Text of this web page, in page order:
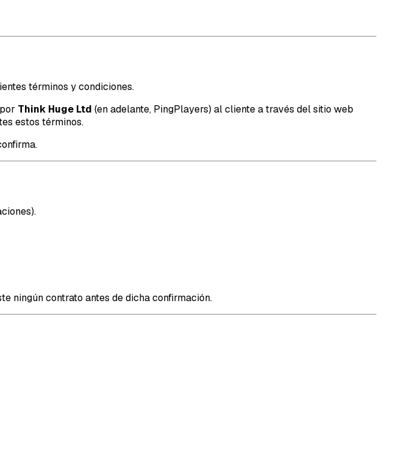
términos y condiciones.
Think Huge Ltd (en adelante, PingPlayers) al cliente a través del sitio web
estos términos.
ningún contrato antes de dicha confirmación.